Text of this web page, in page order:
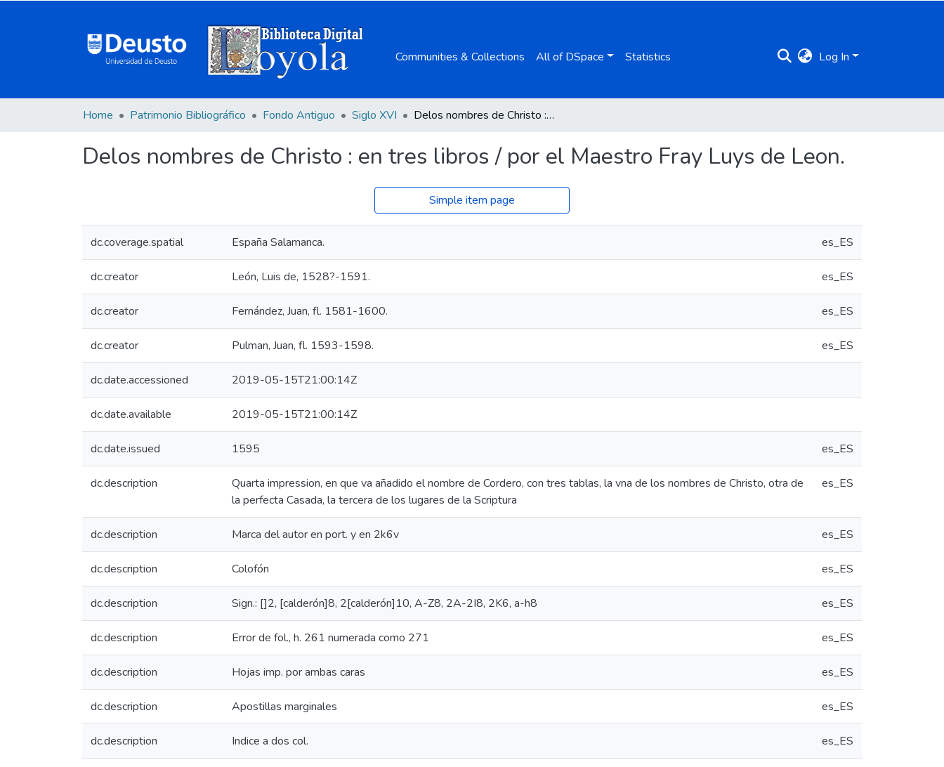
Communities & Collections All of DSpace Statistics Log In
Home Patrimonio Bibliográfico Fondo Antiguo Siglo XVI Delos nombres de Christo : en tres libros / por el Maestro Fray Luys de Leon.
Delos nombres de Christo : en tres libros / por el Maestro Fray Luys de Leon.
Simple item page
dc.coverage.spatial España Salamanca. es_ES
dc.creator León, Luis de, 1528?-1591. es_ES
dc.creator Fernández, Juan, fl. 1581-1600. es_ES
dc.creator Pulman, Juan, fl. 1593-1598. es_ES
dc.date.accessioned 2019-05-15T21:00:14Z
dc.date.available 2019-05-15T21:00:14Z
dc.date.issued 1595 es_ES
dc.description
Quarta impression, en que va añadido el nombre de Cordero, con tres tablas, la vna de los nombres de Christo, otra de
la perfecta Casada, la tercera de los lugares de la Scriptura
es_ES
dc.description Marca del autor en port. y en 2k6v es_ES
dc.description Colofón es_ES
dc.description Sign.: []2, [calderón]8, 2[calderón]10, A-Z8, 2A-2I8, 2K6, a-h8 es_ES
dc.description Error de fol., h. 261 numerada como 271 es_ES
dc.description Hojas imp. por ambas caras es_ES
dc.description Apostillas marginales es_ES
dc.description Indice a dos col. es_ES